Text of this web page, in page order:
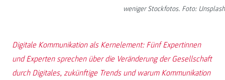
weniger Stockfotos. Foto: Unsplash
Digitale Kommunikation als Kernelement: Fünf Expertinnen
und Experten sprechen über die Veränderung der Gesellschaft
durch Digitales, zukünftige Trends und warum Kommunikation